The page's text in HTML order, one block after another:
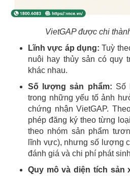
VietGAP được chi
Lĩnh vực áp dụng:Tuỳ
nuôi hay thủy sản có quy
khác nhau.
Số lượng sản phẩm: Số
trong những yếu tố ảnh
chứng nhận VietGAP.
phép đăng ký theo từng
theo nhóm sản phẩm
lĩnh vực), nhưng số lượng
đánh giá và chi phí phát
Quy mô và diện tích sản